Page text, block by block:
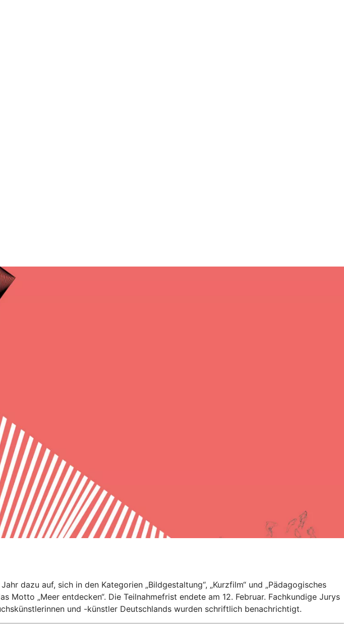
dazu auf, sich in den Kategorien „Bildgestaltung“, „Kurzfilm“ und „Pädagogisches
„Meer entdecken“. Die Teilnahmefrist endete am 12. Februar. Fachkundige Jurys
und -künstler Deutschlands wurden schriftlich benachrichtigt.